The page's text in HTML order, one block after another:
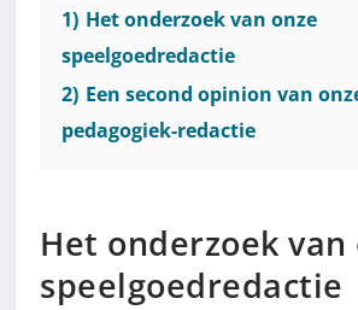
1) Het onderzoek van onze
speelgoedredactie
2) Een second opinion van
pedagogiek-redactie
Het onderzoek van
speelgoedredactie